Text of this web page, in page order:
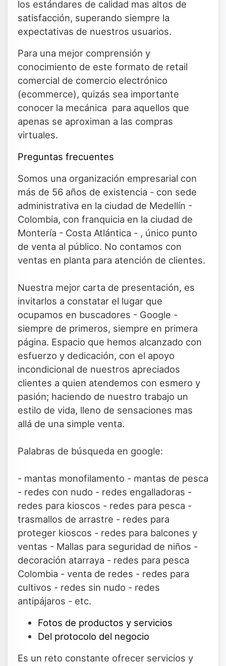
los estándares de calidad mas altos de
satisfacción, superando siempre la
expectativas de nuestros usuarios.
Para una mejor comprensión y
conocimiento de este formato de retail
comercial de comercio electrónico
(ecommerce), quizás sea importante
conocer la mecánica para aquellos que
apenas se aproximan a las compras
virtuales.
Preguntas frecuentes
Somos una organización empresarial con
más de 56 años de existencia - con sede
administrativa en la ciudad de Medellín -
Colombia, con franquicia en la ciudad de
Montería - Costa Atlántica - , único punto
de venta al público. No contamos con
ventas en planta para atención de clientes.
Nuestra mejor carta de presentación, es
invitarlos a constatar el lugar que
ocupamos en buscadores - Google -
siempre de primeros, siempre en primera
página. Espacio que hemos alcanzado con
esfuerzo y dedicación, con el apoyo
incondicional de nuestros apreciados
clientes a quien atendemos con esmero y
pasión; haciendo de nuestro trabajo un
estilo de vida, lleno de sensaciones mas
allá de una simple venta.
Palabras de búsqueda en google:
- mantas monofilamento - mantas de pesca
- redes con nudo - redes engalladoras -
redes para kioscos - redes para pesca -
trasmallos de arrastre - redes para
proteger kioscos - redes para balcones y
ventas - Mallas para seguridad de niños -
decoración atarraya - redes para pesca
Colombia - venta de redes - redes para
cultivos - redes sin nudo - redes
antipájaros - etc.
Fotos de productos y servicios
Del protocolo del negocio
Es un reto constante ofrecer servicios y